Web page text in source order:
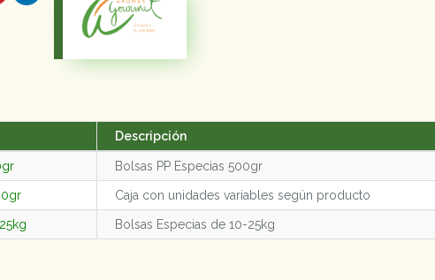
Descripción
Bolsas PP Especias 500gr
Caja con unidades variables según producto
Bolsas Especias de 10-25kg